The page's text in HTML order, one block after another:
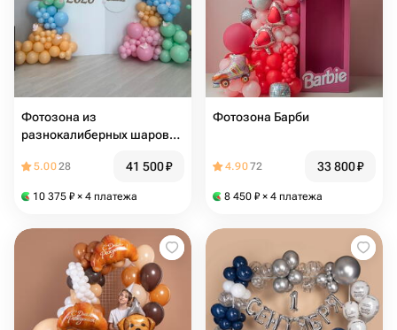
Фотозона из
разнокалиберных шаров
5.0028 41 500₽
10 375 ₽ × 4 платежа
Фотозона Барби
4.9072 33 800₽
8 450 ₽ × 4 платежа